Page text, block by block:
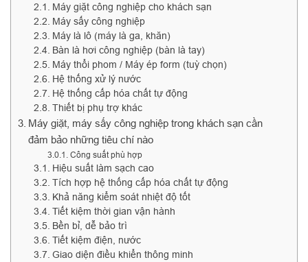
Máy giặt công nghiệp cho khách sạn
Máy sấy công nghiệp
Máy là lô (máy là ga, khăn)
Bàn là hơi công nghiệp (bàn là tay)
Máy thổi phom / Máy ép form (tuỳ chọn)
Hệ thống xử lý nước
Hệ thống cấp hóa chất tự động
Thiết bị phụ trợ khác
Máy giặt, máy sấy công nghiệp trong khách sạn cần
đảm bảo những tiêu chí nào
Công suất phù hợp
Hiệu suất làm sạch cao
Tích hợp hệ thống cấp hóa chất tự động
Khả năng kiểm soát nhiệt độ tốt
Tiết kiệm thời gian vận hành
Bền bỉ, dễ bảo trì
Tiết kiệm điện, nước
Giao diện điều khiển thông minh